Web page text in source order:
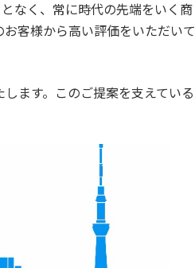
なく、常に時代の先端をいく商
客様から高い評価をいただいて
ます。このご提案を支えている